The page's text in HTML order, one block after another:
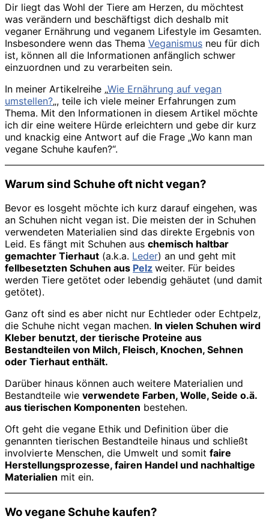
Dir liegt das Wohl der Tiere am Herzen, du möchtest
was verändern und beschäftigst dich deshalb mit
veganer Ernährung und veganem Lifestyle im Gesamten.
Insbesondere wenn das Thema Veganismus neu für dich
ist, können all die Informationen anfänglich schwer
einzuordnen und zu verarbeiten sein.
In meiner Artikelreihe „Wie Ernährung auf vegan
umstellen?„, teile ich viele meiner Erfahrungen zum
Thema. Mit den Informationen in diesem Artikel möchte
ich dir eine weitere Hürde erleichtern und gebe dir kurz
und knackig eine Antwort auf die Frage „Wo kann man
vegane Schuhe kaufen?“.
Warum sind Schuhe oft nicht vegan?
Bevor es losgeht möchte ich kurz darauf eingehen, was
an Schuhen nicht vegan ist. Die meisten der in Schuhen
verwendeten Materialien sind das direkte Ergebnis von
Leid. Es fängt mit Schuhen aus chemisch haltbar
gemachter Tierhaut (a.k.a. Leder) an und geht mit
fellbesetzten Schuhen aus Pelz weiter. Für beides
werden Tiere getötet oder lebendig gehäutet (und damit
getötet).
Ganz oft sind es aber nicht nur Echtleder oder Echtpelz,
die Schuhe nicht vegan machen. In vielen Schuhen wird
Kleber benutzt, der tierische Proteine aus
Bestandteilen von Milch, Fleisch, Knochen, Sehnen
oder Tierhaut enthält.
Darüber hinaus können auch weitere Materialien und
Bestandteile wie verwendete Farben, Wolle, Seide o.ä.
aus tierischen Komponenten bestehen.
Oft geht die vegane Ethik und Definition über die
genannten tierischen Bestandteile hinaus und schließt
involvierte Menschen, die Umwelt und somit faire
Herstellungsprozesse, fairen Handel und nachhaltige
Materialien mit ein.
Wo vegane Schuhe kaufen?